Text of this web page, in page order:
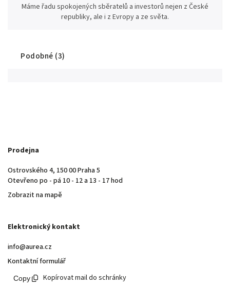
Máme řadu spokojených sběratelů a investorů nejen z České
republiky, ale i z Evropy a ze světa.
Podobné (3)
Prodejna
Ostrovského 4, 150 00 Praha 5
Otevřeno po - pá 10 - 12 a 13 - 17 hod
Zobrazit na mapě
Elektronický kontakt
info@aurea.cz
Kontaktní formulář
Kopírovat mail do schránky